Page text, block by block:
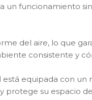
un funcionamiento
del aire, lo que
consistente y
equipada con un
protege su espacio